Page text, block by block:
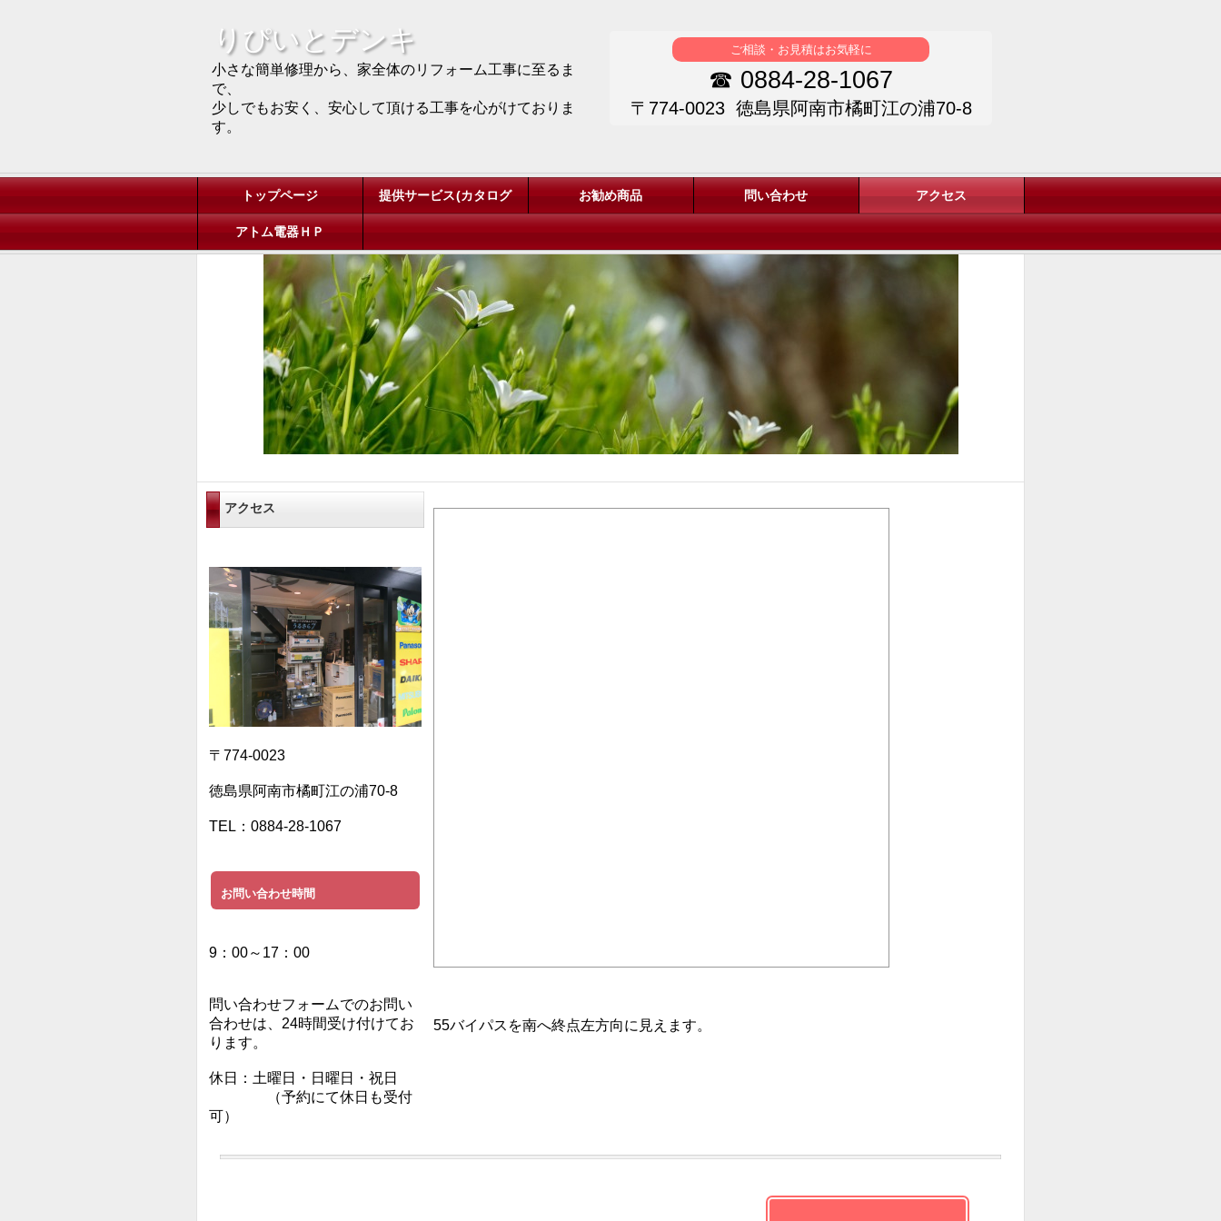
りぴいとデンキ
小さな簡単修理から、家全体のリフォーム工事に至るま
で、
少しでもお安く、安心して頂ける工事を心がけておりま
す。
ご相談・お見積はお気軽に
☎ 0884-28-1067
〒774-0023 徳島県阿南市橘町江の浦70-8
トップページ 提供サービス(カタログ お勧め商品 問い合わせ アクセス
アトム電器ＨＰ
アクセス
〒774-0023
徳島県阿南市橘町江の浦70-8
TEL：0884-28-1067
お問い合わせ時間
9：00～17：00
問い合わせフォームでのお問い
合わせは、24時間受け付けてお
ります。
休日：土曜日・日曜日・祝日
（予約にて休日も受付
可）
55バイパスを南へ終点左方向に見えます。